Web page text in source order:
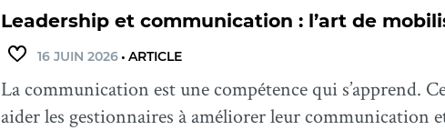
Leadership et communication : l’art de
16 JUIN 2026• ARTICLE
La communication est une compétence qui s’apprend.
aider les gestionnaires à améliorer leur communication